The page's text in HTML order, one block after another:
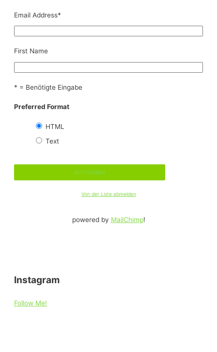
Email Address*
First Name
* = Benötigte Eingabe
Preferred Format
HTML
Text
Von der Liste abmelden
powered by MailChimp!
Instagram
Follow Me!